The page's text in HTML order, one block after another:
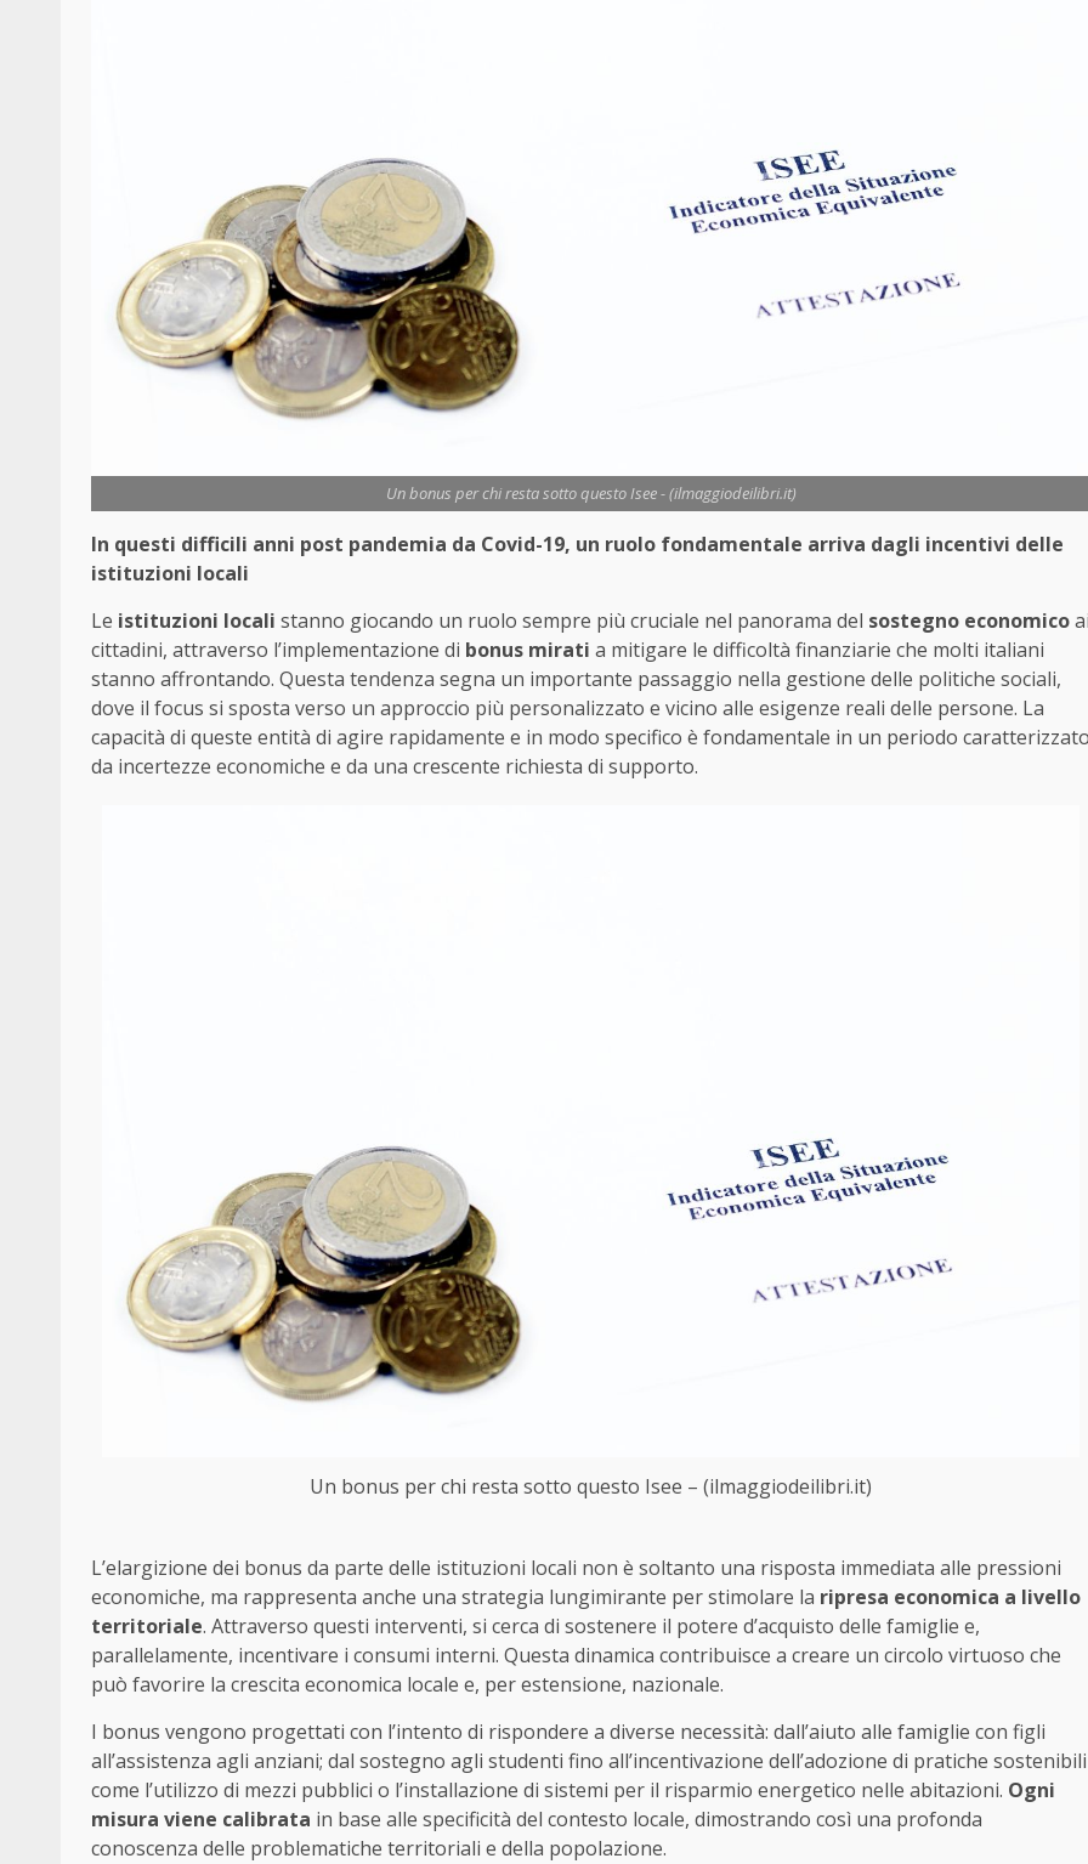
Un bonus per chi resta sotto questo Isee - (ilmaggiodeilibri.it)
In questi difficili anni post pandemia da Covid-19, un ruolo fondamentale arriva dagli incentivi delle
istituzioni locali
Le istituzioni locali stanno giocando un ruolo sempre più cruciale nel panorama del sostegno economico
cittadini, attraverso l’implementazione di bonus mirati a mitigare le difficoltà finanziarie che molti italiani
stanno affrontando. Questa tendenza segna un importante passaggio nella gestione delle politiche sociali,
dove il focus si sposta verso un approccio più personalizzato e vicino alle esigenze reali delle persone. La
capacità di queste entità di agire rapidamente e in modo specifico è fondamentale in un periodo
da incertezze economiche e da una crescente richiesta di supporto.
Un bonus per chi resta sotto questo Isee – (ilmaggiodeilibri.it)
L’elargizione dei bonus da parte delle istituzioni locali non è soltanto una risposta immediata alle pressioni
economiche, ma rappresenta anche una strategia lungimirante per stimolare la ripresa economica a livello
territoriale. Attraverso questi interventi, si cerca di sostenere il potere d’acquisto delle famiglie e,
parallelamente, incentivare i consumi interni. Questa dinamica contribuisce a creare un circolo virtuoso che
può favorire la crescita economica locale e, per estensione, nazionale.
I bonus vengono progettati con l’intento di rispondere a diverse necessità: dall’aiuto alle famiglie con figli
all’assistenza agli anziani; dal sostegno agli studenti fino all’incentivazione dell’adozione di pratiche sostenibili
come l’utilizzo di mezzi pubblici o l’installazione di sistemi per il risparmio energetico nelle abitazioni. Ogni
misura viene calibrata in base alle specificità del contesto locale, dimostrando così una profonda
conoscenza delle problematiche territoriali e della popolazione.